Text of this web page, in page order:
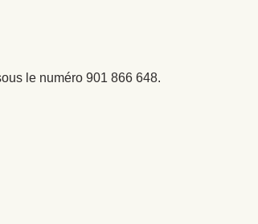
le numéro 901 866 648.